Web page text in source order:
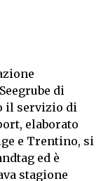
di
il servizio di
elaborato
e Trentino, si
ed è
stagione